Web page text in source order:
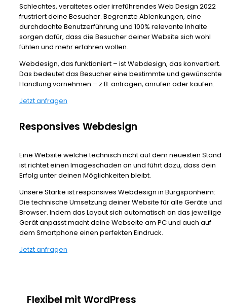
Schlechtes, veraltetes oder irreführendes Web Design 2022
frustriert deine Besucher. Begrenzte Ablenkungen, eine
durchdachte Benutzerführung und 100% relevante Inhalte
sorgen dafür, dass die Besucher deiner Website sich wohl
fühlen und mehr erfahren wollen.
Webdesign, das funktioniert – ist Webdesign, das konvertiert.
Das bedeutet das Besucher eine bestimmte und gewünschte
Handlung vornehmen – z.B. anfragen, anrufen oder kaufen.
Jetzt anfragen
Responsives Webdesign
Eine Website welche technisch nicht auf dem neuesten Stand
ist richtet einen Imageschaden an und führt dazu, dass dein
Erfolg unter deinen Möglichkeiten bleibt.
Unsere Stärke ist responsives Webdesign in Burgsponheim:
Die technische Umsetzung deiner Website für alle Geräte und
Browser. Indem das Layout sich automatisch an das jeweilige
Gerät anpasst macht deine Webseite am PC und auch auf
dem Smartphone einen perfekten Eindruck.
Jetzt anfragen
Flexibel mit WordPress